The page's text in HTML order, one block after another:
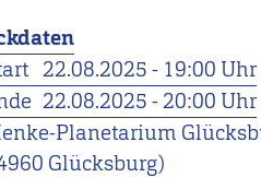
22.08.2025 - 19:00 Uhr
22.08.2025 - 20:00 Uhr
Planetarium
Glücksburg)